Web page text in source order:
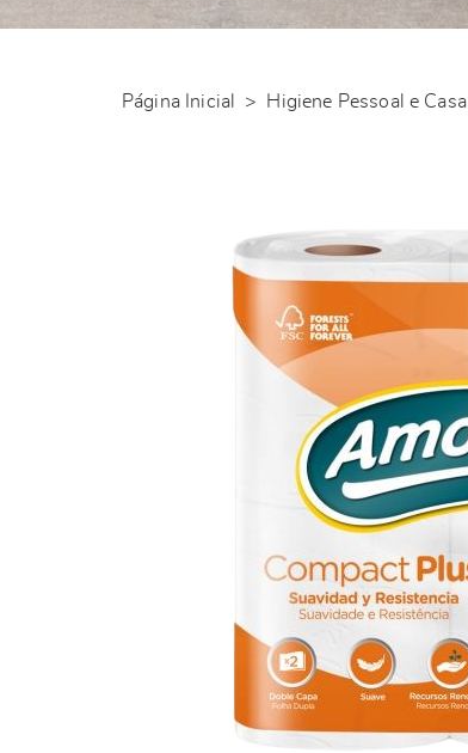
Página Inicial > Higiene Pessoal e Casa